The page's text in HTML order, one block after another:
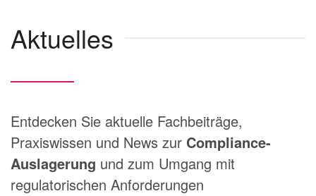
Aktuelles
Entdecken Sie aktuelle Fachbeiträge,
Praxiswissen und News zur Compliance-
Auslagerung und zum Umgang mit
regulatorischen Anforderungen